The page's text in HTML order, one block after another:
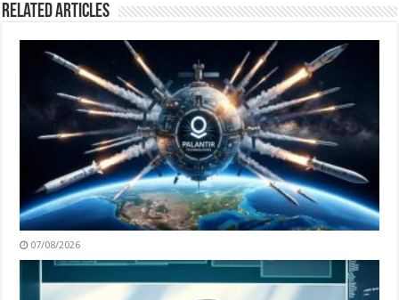
Related Articles
07/08/2026